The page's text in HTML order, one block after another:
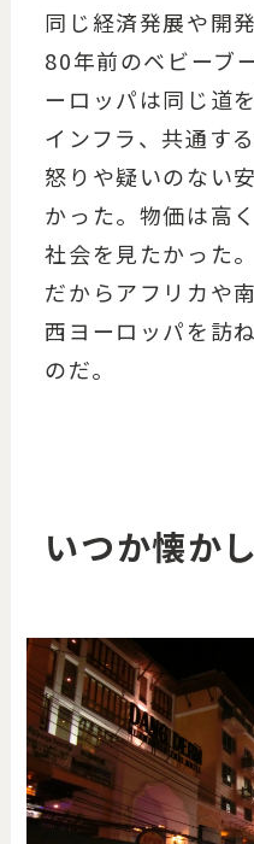
同じ経済発展や開
80年前のベビーブ
ーロッパは同じ道
インフラ、共通す
怒りや疑いのない
かった。物価は高
社会を見たかった。
だからアフリカや
西ヨーロッパを訪
のだ。
いつか懐か